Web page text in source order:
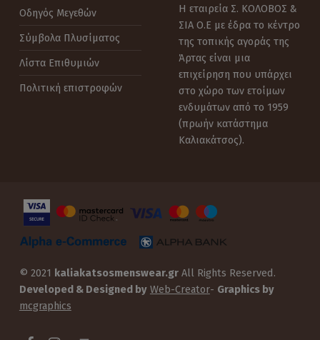
Οδηγός Μεγεθών
Σύμβολα Πλυσίματος
Λίστα Επιθυμιών
Πολιτική επιστροφών
Η εταιρεία Σ. ΚΟΛΟΒΟΣ &
ΣΙΑ Ο.Ε με έδρα το κέντρο
της τοπικής αγοράς της
Άρτας είναι μια
επιχείρηση που υπάρχει
στο χώρο των ετοίμων
ενδυμάτων από το 1959
(πρωήν κατάστημα
Καλιακάτσος).
© 2021 kaliakatsosmenswear.grAll Rights Reserved.
Developed & Designed by Web-Creator- Graphics by
mcgraphics
WebMan Design on FacebookWebMan Design on Instagram